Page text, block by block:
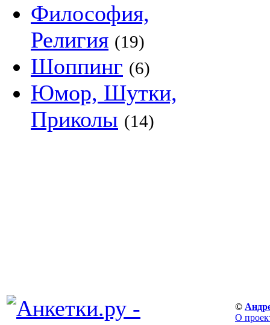
Философия,
Религия (19)
Шоппинг (6)
Юмор, Шутки,
Приколы (14)
©
О